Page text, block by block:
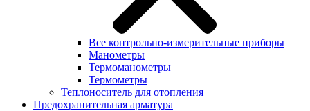
Все контрольно-измерительные приборы
Манометры
Термоманометры
Термометры
Теплоноситель для отопления
Предохранительная арматура